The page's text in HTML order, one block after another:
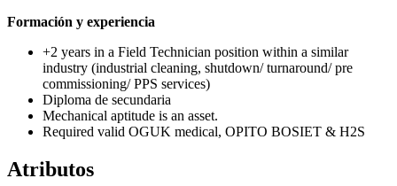
Formación y experiencia
+2 years in a Field Technician position within a similar
industry (industrial cleaning, shutdown/ turnaround/ pre
commissioning/ PPS services)
Diploma de secundaria
Mechanical aptitude is an asset.
Required valid OGUK medical, OPITO BOSIET & H2S
Atributos